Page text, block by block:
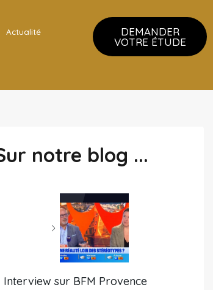
Actualité
DEMANDER
VOTRE ÉTUDE
notre blog ...
Interview sur BFM Provence